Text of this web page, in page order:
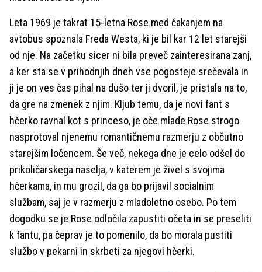
Leta 1969 je takrat 15-letna Rose med čakanjem na
avtobus spoznala Freda Westa, ki je bil kar 12 let starejši
od nje. Na začetku sicer ni bila preveč zainteresirana zanj,
a ker sta se v prihodnjih dneh vse pogosteje srečevala in
ji je on ves čas pihal na dušo ter ji dvoril, je pristala na to,
da gre na zmenek z njim. Kljub temu, da je novi fant s
hčerko ravnal kot s princeso, je oče mlade Rose strogo
nasprotoval njenemu romantičnemu razmerju z občutno
starejšim ločencem. Še več, nekega dne je celo odšel do
prikoličarskega naselja, v katerem je živel s svojima
hčerkama, in mu grozil, da ga bo prijavil socialnim
službam, saj je v razmerju z mladoletno osebo. Po tem
dogodku se je Rose odločila zapustiti očeta in se preseliti
k fantu, pa čeprav je to pomenilo, da bo morala pustiti
službo v pekarni in skrbeti za njegovi hčerki.